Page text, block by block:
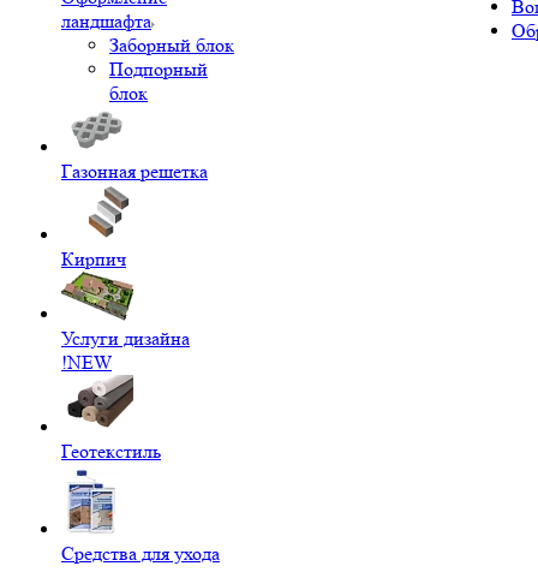
ландшафта
Заборный блок
Подпорный
блок
Газонная решетка
Кирпич
Услуги дизайна
!NEW
Геотекстиль
Средства для ухода